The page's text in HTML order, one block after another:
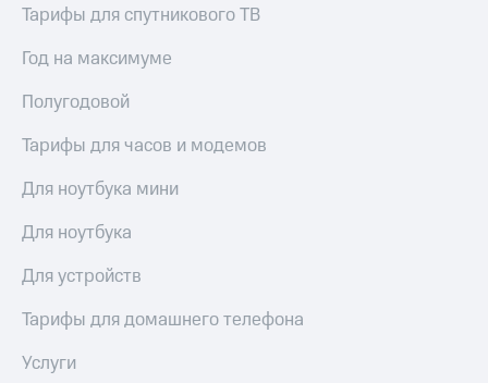
Платежи
переводы
Пополнить
МТС
Настройки
автоплатежа
Пополнить
другого
МТС
Тарифы для спутникового ТВ
Год на максимуме
Полугодовой
Тарифы для часов и модемов
Для ноутбука мини
Для ноутбука
Для устройств
Тарифы для домашнего телефона
Услуги